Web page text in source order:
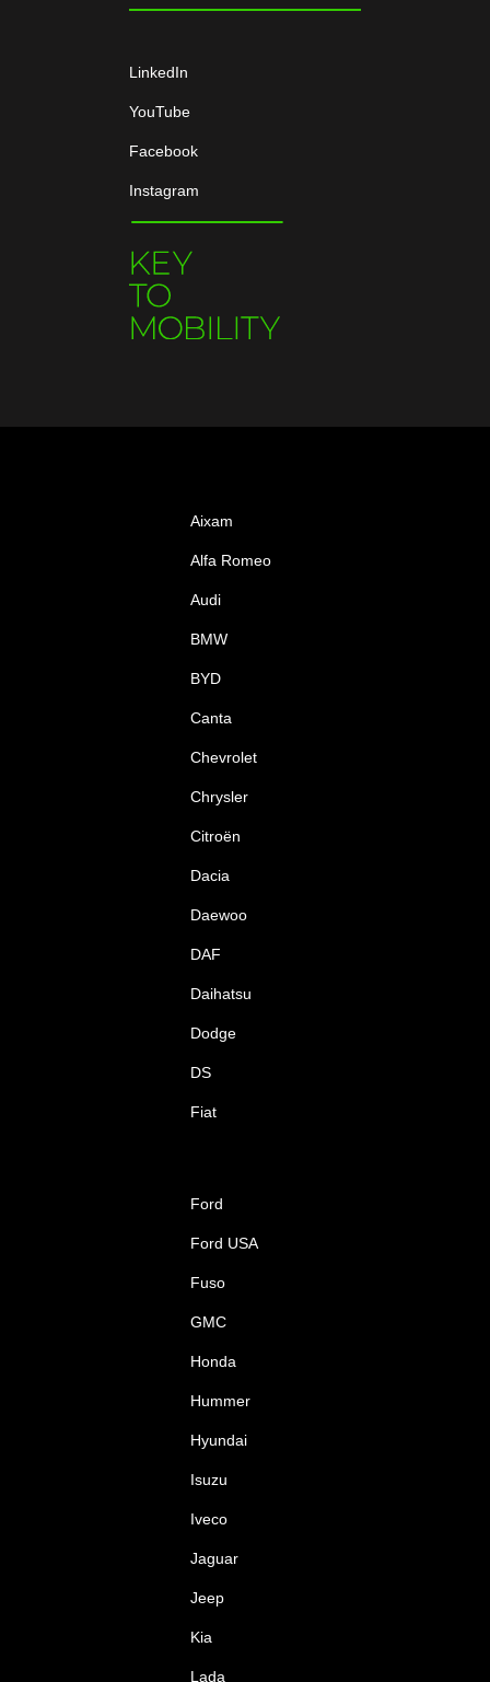
LinkedIn
YouTube
Facebook
Instagram
Aixam
Alfa Romeo
Audi
BMW
BYD
Canta
Chevrolet
Chrysler
Citroën
Dacia
Daewoo
DAF
Daihatsu
Dodge
DS
Fiat
Ford
Ford USA
Fuso
GMC
Honda
Hummer
Hyundai
Isuzu
Iveco
Jaguar
Jeep
Kia
Lada